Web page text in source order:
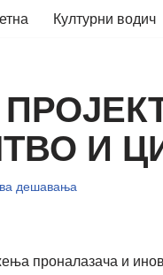
Културни водич
И
дешавања
проналазача и